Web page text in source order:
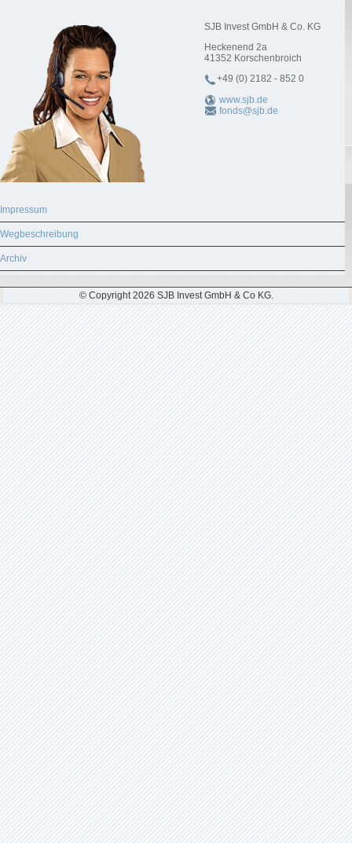
SJB Invest GmbH & Co. KG
Heckenend 2a
41352 Korschenbroich
+49 (0) 2182 - 852 0
www.sjb.de
fonds@sjb.de
Impressum
Wegbeschreibung
Archiv
© Copyright 2026 SJB Invest GmbH & Co KG.